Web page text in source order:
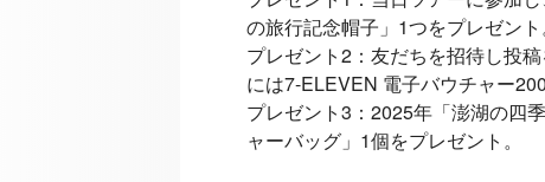
の旅行記念帽子」1つをプレゼント
プレゼント2：友だちを招待し投
には7-ELEVEN 電子バウチャー
プレゼント3：2025年「澎湖の四
ャーバッグ」1個をプレゼント。